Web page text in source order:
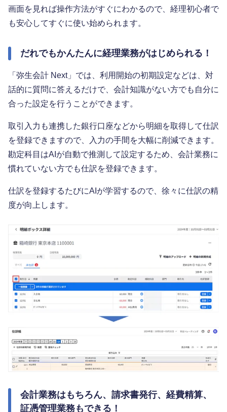
画面を見れば操作方法がすぐにわかるので、経理初心者で
も安心してすぐに使い始められます。
だれでもかんたんに経理業務がはじめられる！
「弥生会計 Next」では、利用開始の初期設定などは、対
話的に質問に答えるだけで、会計知識がない方でも自分に
合った設定を行うことができます。
取引入力も連携した銀行口座などから明細を取得して仕訳
を登録できますので、入力の手間を大幅に削減できます。
勘定科目はAIが自動で推測して設定するため、会計業務に
慣れていない方でも仕訳を登録できます。
仕訳を登録するたびにAIが学習するので、徐々に仕訳の精
度が向上します。
会計業務はもちろん、請求書発行、経費精算、
証憑管理業務もできる！